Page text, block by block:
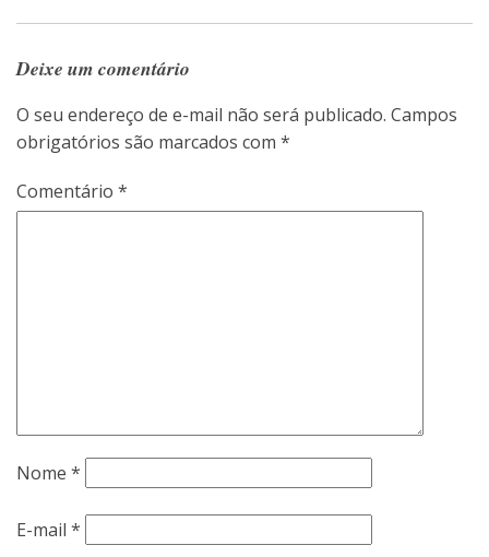
Deixe um comentário
O seu endereço de e-mail não será publicado. Campos
obrigatórios são marcados com *
Comentário *
Nome *
E-mail *